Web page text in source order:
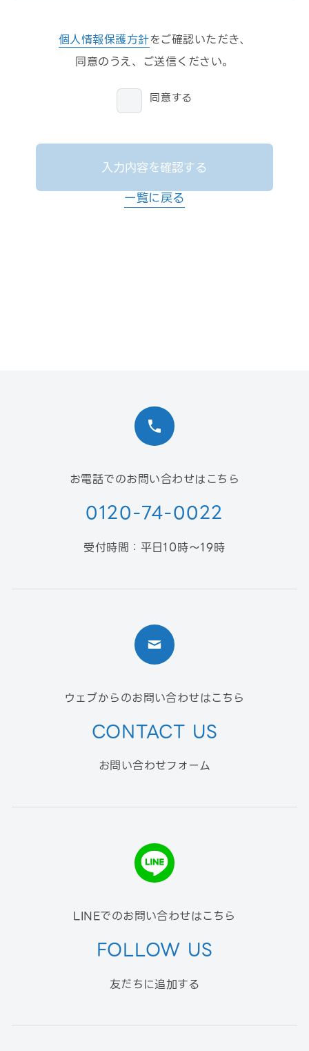
個人情報保護方針をご確認いただき、
同意のうえ、ご送信ください。
同意する
入力内容を確認する
一覧に戻る
お電話でのお問い合わせはこちら
0120-74-0022
受付時間：平日10時〜19時
ウェブからのお問い合わせはこちら
CONTACT US
お問い合わせフォーム
LINEでのお問い合わせはこちら
FOLLOW US
友だちに追加する